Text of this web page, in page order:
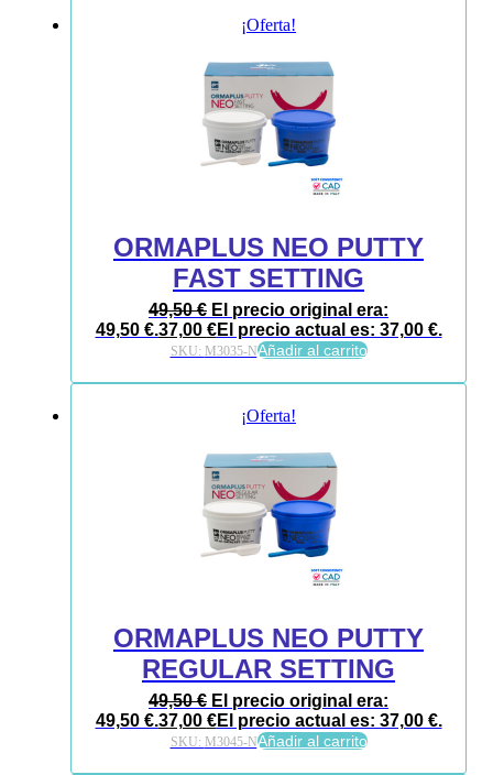
¡Oferta!
ORMAPLUS NEO PUTTY
FAST SETTING
49,50€ El precio original era:
49,50 €.37,00 €El precio actual es: 37,00 €.
SKU: M3035-NAñadir al carrito
¡Oferta!
ORMAPLUS NEO PUTTY
REGULAR SETTING
49,50€ El precio original era:
49,50 €.37,00 €El precio actual es: 37,00 €.
SKU: M3045-NAñadir al carrito